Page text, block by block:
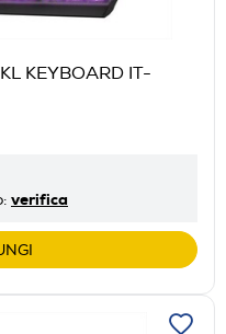
KEYBOARD IT-
verifica